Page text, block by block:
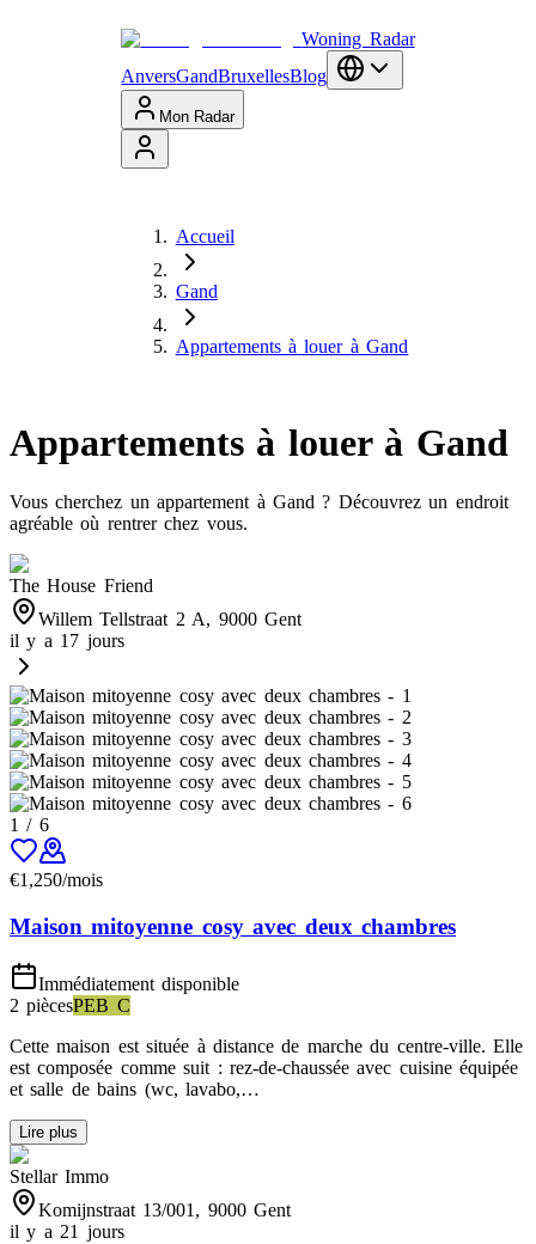
Woning Radar
AnversGandBruxellesBlog
Mon Radar
Accueil
Gand
Appartements à louer à Gand
Appartements à louer à Gand
Vous cherchez un appartement à Gand ? Découvrez un endroit
agréable où rentrer chez vous.
The House Friend
Willem Tellstraat 2 A, 9000 Gent
il y a 17 jours
1 / 6
€1,250/mois
Maison mitoyenne cosy avec deux chambres
Immédiatement disponible
2 piècesPEB C
Cette maison est située à distance de marche du centre-ville. Elle
est composée comme suit : rez-de-chaussée avec cuisine équipée
et salle de bains (wc, lavabo,…
Lire plus
Stellar Immo
Komijnstraat 13/001, 9000 Gent
il y a 21 jours